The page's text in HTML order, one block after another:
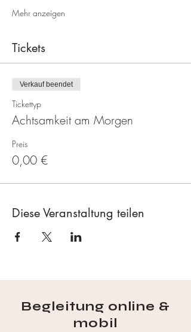
Mehr anzeigen
Tickets
Verkauf beendet
Tickettyp
Achtsamkeit am Morgen
Preis
0,00 €
Diese Veranstaltung teilen
Begleitung online &
mobil